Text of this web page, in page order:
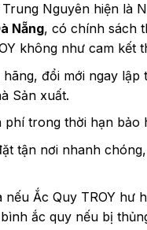
Nguyên hiện là
Nẵng, có chính sách
không như cam kết
đổi mới ngay
Sản xuất.
phí trong thời hạn bảo
tận nơi nhanh
Ắc Quy TROY hư
ắc quy nếu bị